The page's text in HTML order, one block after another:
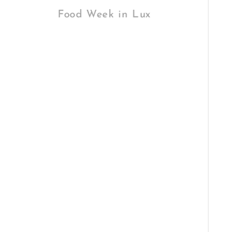
Food Week in Lux